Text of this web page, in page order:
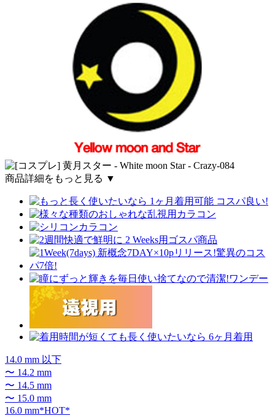
商品詳細をもっと見る ▼
14.0 mm 以下
〜 14.2 mm
〜 14.5 mm
〜 15.0 mm
16.0 mm*HOT*